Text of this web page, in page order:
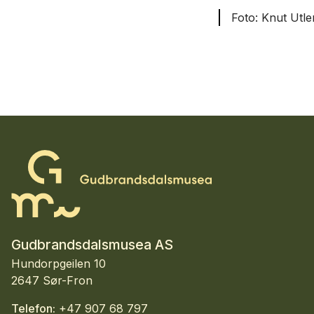
Knut
Gudbrandsdalsmusea AS
Hundorpgeilen 10
2647 Sør-Fron
Telefon: +47 907 68 797